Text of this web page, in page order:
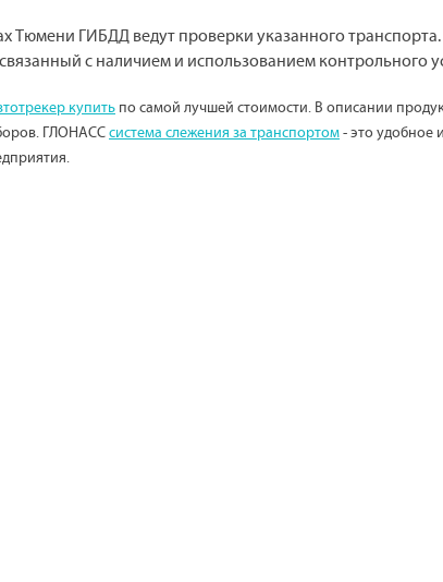
Тюмени ГИБДД ведут проверки указанного
с наличием и использованием контрольного
купить по самой лучшей стоимости. В описании
ГЛОНАССсистема слежения за транспортом- это удобное